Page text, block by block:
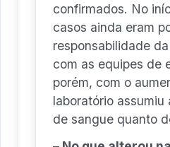
confirmados. No
casos ainda eram
responsabilidade
com as equipes de
porém, com o
laboratório
de sangue quanto